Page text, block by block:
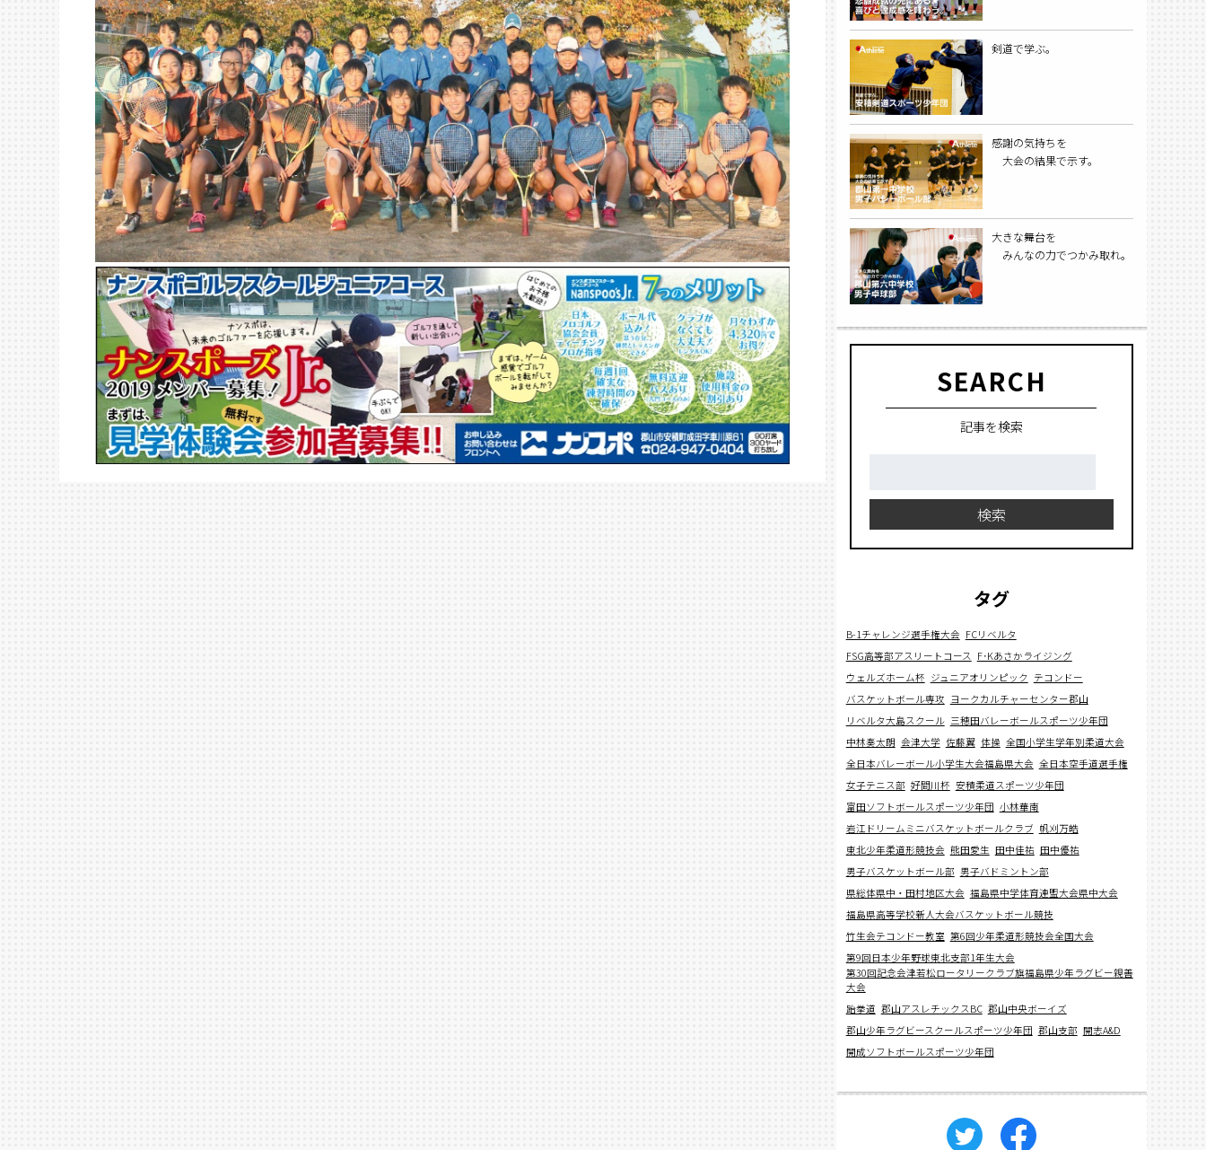
剣道で学ぶ。
感謝の気持ちを
大会の結果で示す。
大きな舞台を
みんなの力でつかみ取れ。
SEARCH
記事を検索
検索
タグ
B-1チャレンジ選手権大会 FCリベルタ
FSG高等部アスリートコース F･Kあさかライジング
ウェルズホーム杯 ジュニアオリンピック テコンドー
バスケットボール専攻 ヨークカルチャーセンター郡山
リベルタ大島スクール 三穂田バレーボールスポーツ少年団
中林奏太朗 会津大学 佐藤翼 体操 全国小学生学年別柔道大会
全日本バレーボール小学生大会福島県大会 全日本空手道選手権
女子テニス部 好間川杯 安積柔道スポーツ少年団
富田ソフトボールスポーツ少年団 小林華南
岩江ドリームミニバスケットボールクラブ 帆刈万皓
東北少年柔道形競技会 熊田愛生 田中佳祐 田中優祐
男子バスケットボール部 男子バドミントン部
県総体県中・田村地区大会 福島県中学体育連盟大会県中大会
福島県高等学校新人大会バスケットボール競技
竹生会テコンドー教室 第6回少年柔道形競技会全国大会
第9回日本少年野球東北支部1年生大会
第30回記念会津若松ロータリークラブ旗福島県少年ラグビー親善
大会
跆拳道 郡山アスレチックスBC 郡山中央ボーイズ
郡山少年ラグビースクールスポーツ少年団 郡山支部 開志A&D
開成ソフトボールスポーツ少年団